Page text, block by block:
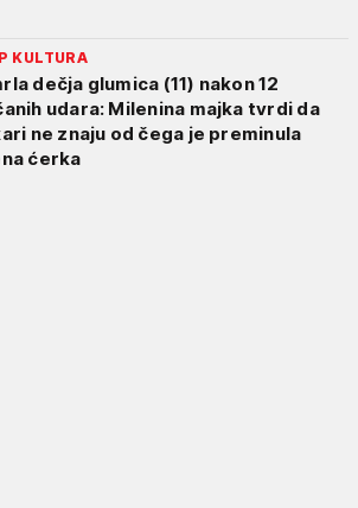
KULTURA
dečja glumica (11) nakon 12
udara: Milenina majka tvrdi da
ne znaju od čega je preminula
ćerka